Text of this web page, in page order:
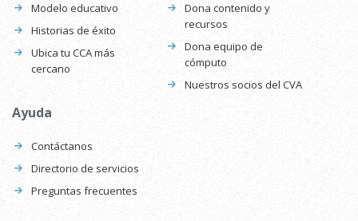
Modelo educativo
Historias de éxito
Ubica tu CCA más
cercano
Dona contenido y
recursos
Dona equipo de
cómputo
Nuestros socios del CVA
Ayuda
Contáctanos
Directorio de servicios
Preguntas frecuentes